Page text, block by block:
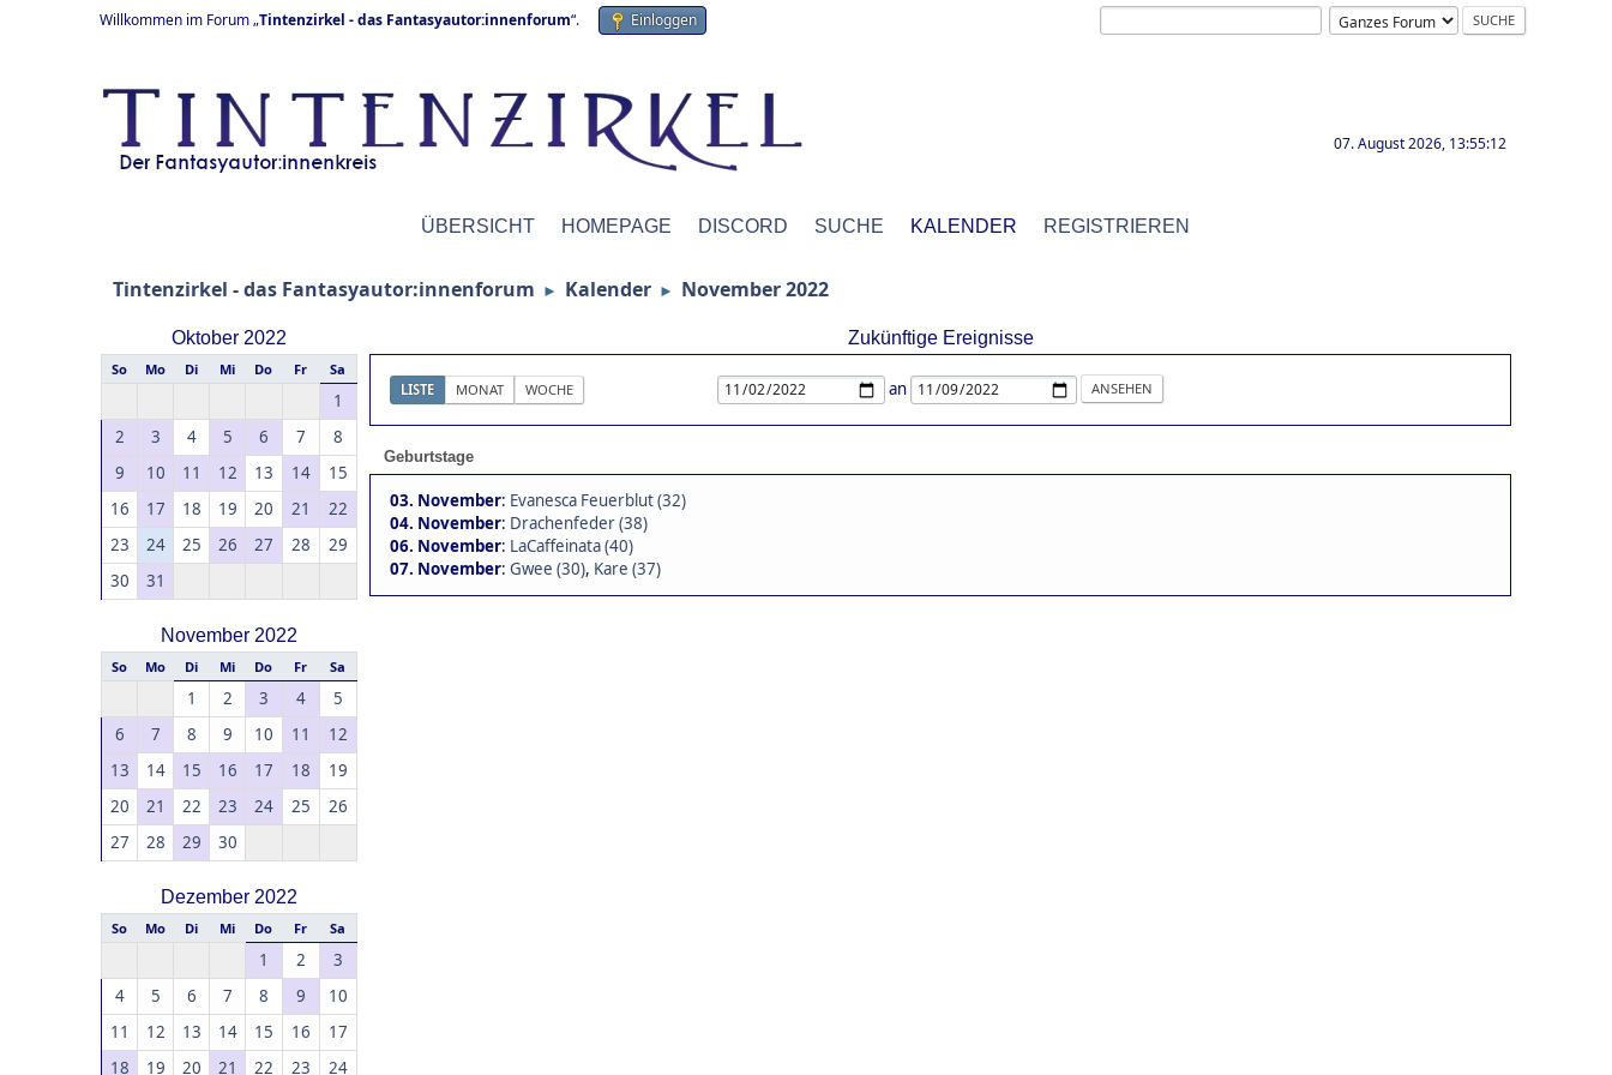
Willkommen im Forum „Tintenzirkel - das Fantasyautor:innenforum“. Einloggen
07. August 2026, 13:55:12
ÜBERSICHT HOMEPAGE DISCORD SUCHE KALENDER REGISTRIEREN
Tintenzirkel - das Fantasyautor:innenforum ► Kalender ► November 2022
Oktober 2022
So Mo Di Mi Do Fr Sa
1
2
3 4 5 6 7
8
9
10 11 12 13 14
15
16
17 18 19 20 21
22
23
24 25 26 27 28
29
30
31
November 2022
So Mo Di Mi Do Fr Sa
1 2 3 4
5
6
7 8 9 10 11
12
13
14 15 16 17 18
19
20
21 22 23 24 25
26
27
28 29 30
Dezember 2022
So Mo Di Mi Do Fr Sa
1 2
3
4
5 6 7 8 9
10
11
12 13 14 15 16
17
18
19 20 21 22 23 24
Zukünftige Ereignisse
LISTE MONAT WOCHE an
Geburtstage
03. November: Evanesca Feuerblut (32)
04. November: Drachenfeder (38)
06. November: LaCaffeinata (40)
07. November: Gwee (30), Kare (37)